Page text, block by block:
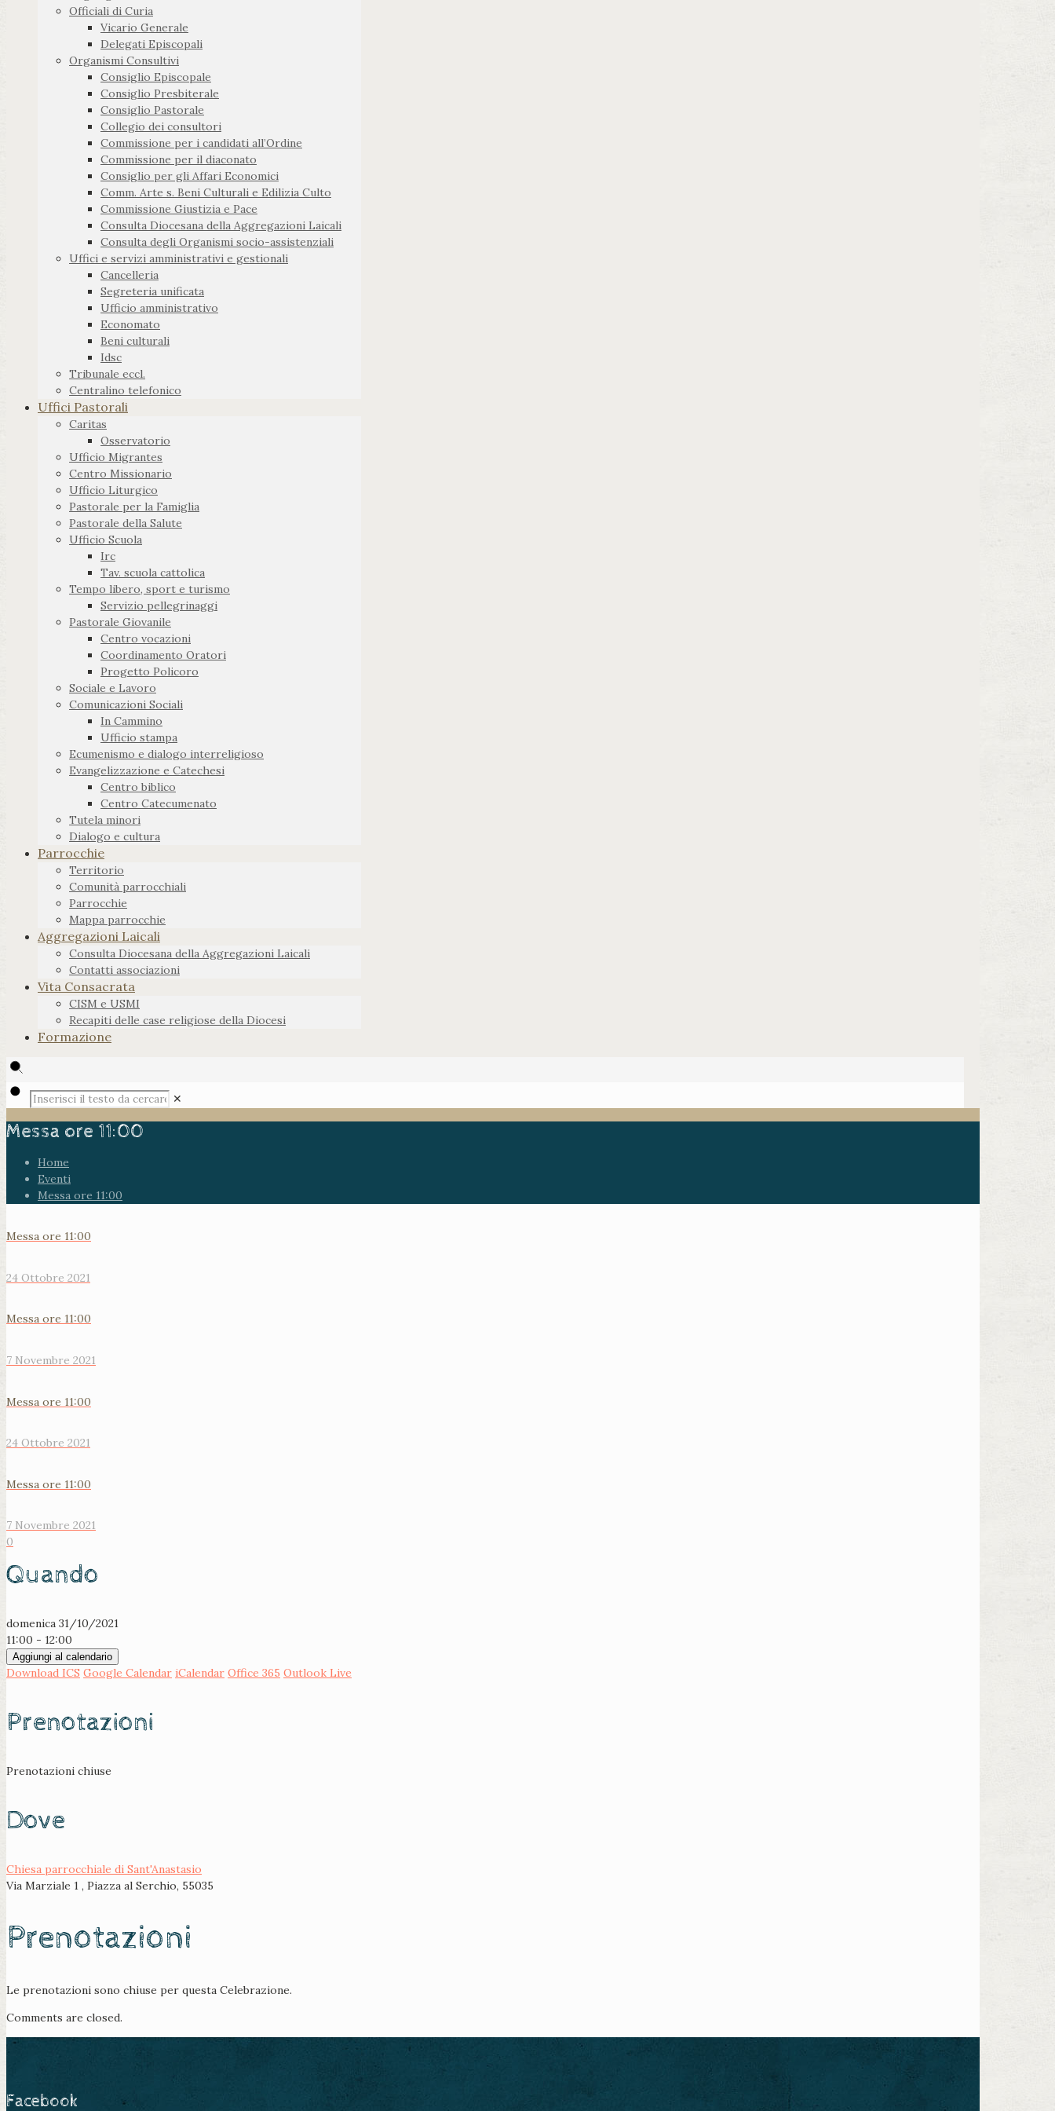
Officiali di Curia
Vicario Generale
Delegati Episcopali
Organismi Consultivi
Consiglio Episcopale
Consiglio Presbiterale
Consiglio Pastorale
Collegio dei consultori
Commissione per i candidati all’Ordine
Commissione per il diaconato
Consiglio per gli Affari Economici
Comm. Arte s. Beni Culturali e Edilizia Culto
Commissione Giustizia e Pace
Consulta Diocesana della Aggregazioni Laicali
Consulta degli Organismi socio-assistenziali
Uffici e servizi amministrativi e gestionali
Cancelleria
Segreteria unificata
Ufficio amministrativo
Economato
Beni culturali
Idsc
Tribunale eccl.
Centralino telefonico
Uffici Pastorali
Caritas
Osservatorio
Ufficio Migrantes
Centro Missionario
Ufficio Liturgico
Pastorale per la Famiglia
Pastorale della Salute
Ufficio Scuola
Irc
Tav. scuola cattolica
Tempo libero, sport e turismo
Servizio pellegrinaggi
Pastorale Giovanile
Centro vocazioni
Coordinamento Oratori
Progetto Policoro
Sociale e Lavoro
Comunicazioni Sociali
In Cammino
Ufficio stampa
Ecumenismo e dialogo interreligioso
Evangelizzazione e Catechesi
Centro biblico
Centro Catecumenato
Tutela minori
Dialogo e cultura
Parrocchie
Territorio
Comunità parrocchiali
Parrocchie
Mappa parrocchie
Aggregazioni Laicali
Consulta Diocesana della Aggregazioni Laicali
Contatti associazioni
Vita Consacrata
CISM e USMI
Recapiti delle case religiose della Diocesi
Formazione
✕
Messa ore 11:00
Home
Eventi
Messa ore 11:00
Messa ore 11:00
24 Ottobre 2021
Messa ore 11:00
7 Novembre 2021
Messa ore 11:00
24 Ottobre 2021
Messa ore 11:00
7 Novembre 2021
0
Quando
domenica 31/10/2021
11:00 - 12:00
Aggiungi al calendario
Download ICS Google Calendar iCalendar Office 365 Outlook Live
Prenotazioni
Prenotazioni chiuse
Dove
Chiesa parrocchiale di Sant'Anastasio
Via Marziale 1 , Piazza al Serchio, 55035
Prenotazioni
Le prenotazioni sono chiuse per questa Celebrazione.
Comments are closed.
Facebook